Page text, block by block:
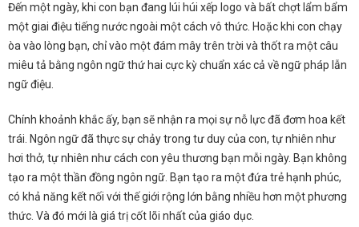
Đến một ngày, khi con bạn đang lúi húi xếp logo và bất chợt lẩm bẩm
một giai điệu tiếng nước ngoài một cách vô thức. Hoặc khi con chạy
òa vào lòng bạn, chỉ vào một đám mây trên trời và thốt ra một câu
miêu tả bằng ngôn ngữ thứ hai cực kỳ chuẩn xác cả về ngữ pháp lẫn
ngữ điệu.
Chính khoảnh khắc ấy, bạn sẽ nhận ra mọi sự nỗ lực đã đơm hoa kết
trái. Ngôn ngữ đã thực sự chảy trong tư duy của con, tự nhiên như
hơi thở, tự nhiên như cách con yêu thương bạn mỗi ngày. Bạn không
tạo ra một thần đồng ngôn ngữ. Bạn tạo ra một đứa trẻ hạnh phúc,
có khả năng kết nối với thế giới rộng lớn bằng nhiều hơn một phương
thức. Và đó mới là giá trị cốt lõi nhất của giáo dục.